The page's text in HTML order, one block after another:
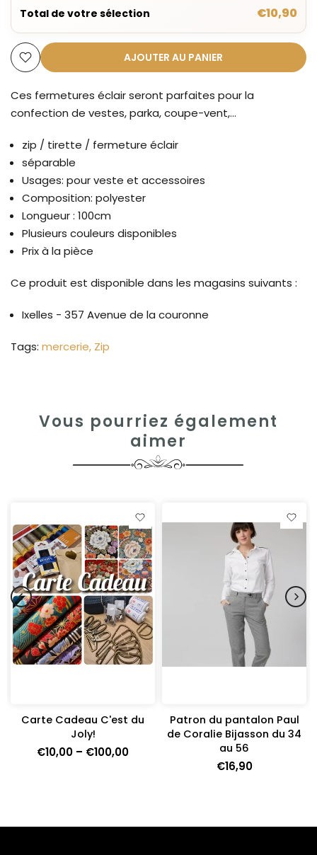
Total de votre sélection €10,90
AJOUTER AU PANIER
Ces fermetures éclair seront parfaites pour la
confection de vestes, parka, coupe-vent,...
zip / tirette / fermeture éclair
séparable
Usages: pour veste et accessoires
Composition: polyester
Longueur : 100cm
Plusieurs couleurs disponibles
Prix à la pièce
Ce produit est disponible dans les magasins suivants :
Ixelles - 357 Avenue de la couronne
Tags: mercerie Zip
Vous pourriez également
aimer
Carte Cadeau C'est du
Joly!
€10,00 – €100,00
Patron du pantalon Paul
de Coralie Bijasson du 34
au 56
€16,90